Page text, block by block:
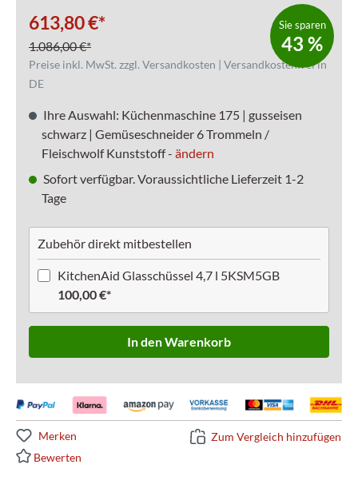
613,80 €* Sie sparen
43 %
1.086,00 €*
Preise inkl. MwSt. zzgl. Versandkosten | Versandkostenfrei in
DE
Ihre Auswahl: Küchenmaschine 175 | gusseisen
schwarz | Gemüseschneider 6 Trommeln /
Fleischwolf Kunststoff - ändern
Sofort verfügbar. Voraussichtliche Lieferzeit 1-2
Tage
Zubehör direkt mitbestellen
KitchenAid Glasschüssel 4,7 l 5KSM5GB
100,00 €*
In den Warenkorb
Merken
Zum Vergleich hinzufügen
Bewerten